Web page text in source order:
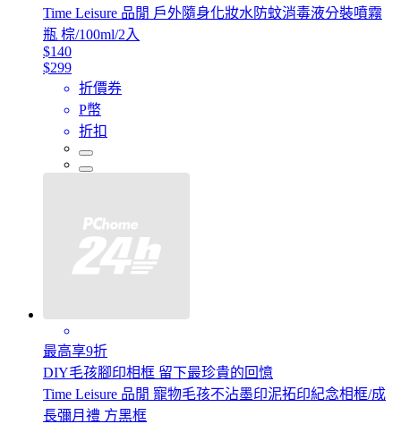
Time Leisure 品閒 戶外隨身化妝水防蚊消毒液分裝噴霧
瓶 棕/100ml/2入
$140
$299
折價券
P幣
折扣
最高享9折
DIY毛孩腳印相框 留下最珍貴的回憶
Time Leisure 品閒 寵物毛孩不沾墨印泥拓印紀念相框/成
長彌月禮 方黑框